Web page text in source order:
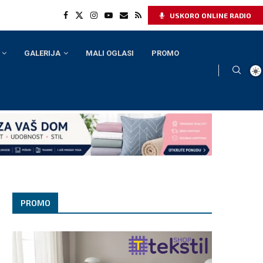
USKORO ONLINE RADIO
GALERIJA MALI OGLASI PROMO
PROMO